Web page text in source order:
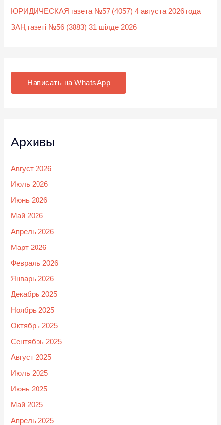
ЮРИДИЧЕСКАЯ газета №57 (4057) 4 августа 2026 года
ЗАҢ газеті №56 (3883) 31 шілде 2026
Написать на WhatsApp
Архивы
Август 2026
Июль 2026
Июнь 2026
Май 2026
Апрель 2026
Март 2026
Февраль 2026
Январь 2026
Декабрь 2025
Ноябрь 2025
Октябрь 2025
Сентябрь 2025
Август 2025
Июль 2025
Июнь 2025
Май 2025
Апрель 2025